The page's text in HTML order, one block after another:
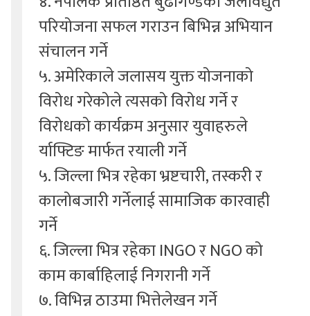
परियोजना सफल गराउन बिभिन्न अभियान
संचालन गर्ने
५. अमेरिकाले जलासय युक्त योजनाको
विरोध गरेकोले त्यसको विरोध गर्ने र
विरोधको कार्यक्रम अनुसार युवाहरुले
र्याफ्टिङ मार्फत रयाली गर्ने
५. जिल्ला भित्र रहेका भ्रष्टचारी, तस्करी र
कालोबजारी गर्नेलाई सामाजिक कारवाही
गर्ने
६. जिल्ला भित्र रहेका INGO र NGO को
काम कार्बाहिलाई निगरानी गर्ने
७. विभिन्न ठाउमा भित्तेलेखन गर्ने